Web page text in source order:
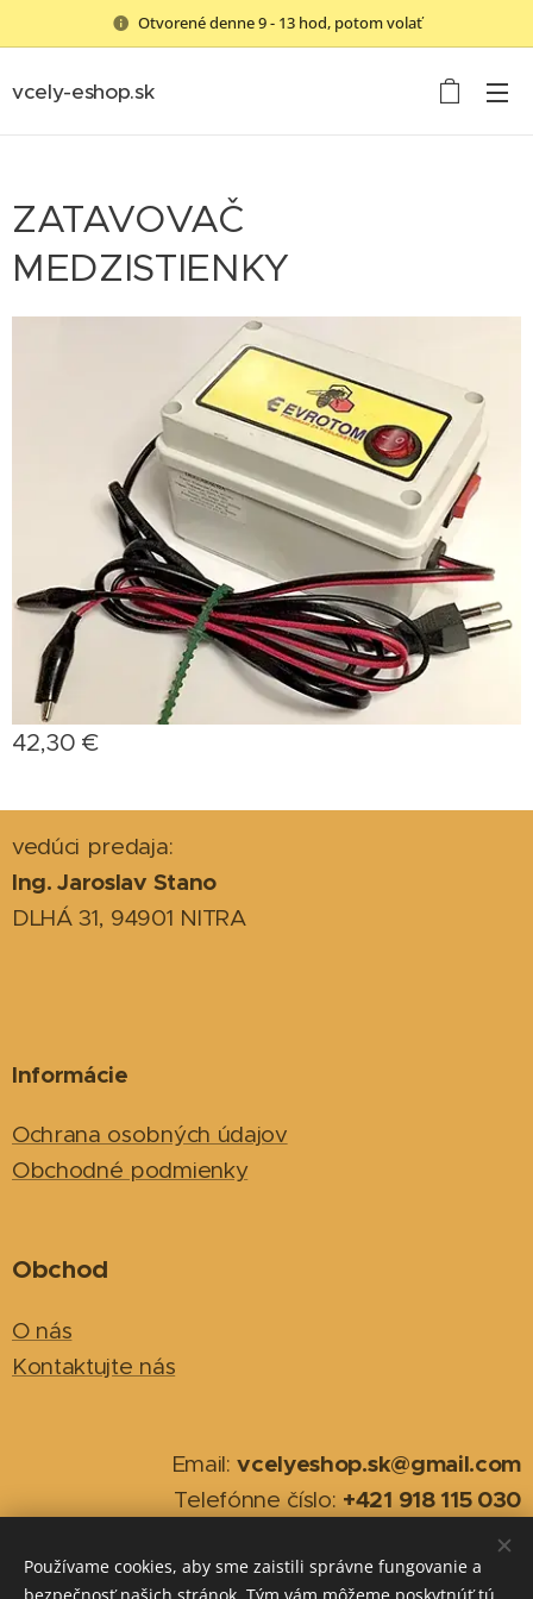
Otvorené denne 9 - 13 hod, potom volať
vcely-eshop.sk
ZATAVOVAČ
MEDZISTIENKY
42,30 €
vedúci predaja:
Ing. Jaroslav Stano
DLHÁ 31, 94901 NITRA
Informácie
Ochrana osobných údajov
Obchodné podmienky
Obchod
O nás
Kontaktujte nás
Email:vcelyeshop.sk@gmail.com
Telefónne číslo: +421 918 115 030
2026 Cookies
Používame cookies, aby sme zaistili správne fungovanie a